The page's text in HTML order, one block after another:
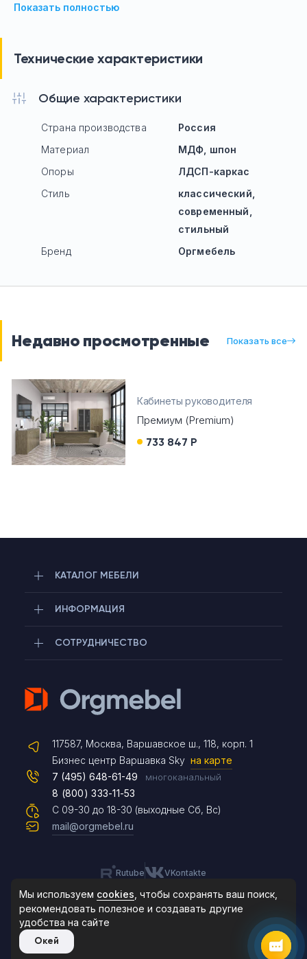
Показать полностью
Технические характеристики
Общие характеристики
Страна производства
Россия
Материал
МДФ, шпон
Опоры
ЛДСП-каркас
Стиль
классический,
современный,
стильный
Бренд
Оргмебель
Недавно просмотренные Показать все
Кабинеты руководителя
Премиум (Premium)
733 847 Р
КАТАЛОГ МЕБЕЛИ
ИНФОРМАЦИЯ
СОТРУДНИЧЕСТВО
117587, Москва, Варшавское ш., 118, корп. 1
Бизнес центр Варшавка Sky на карте
С 09-30 до 18-30 (выходные Сб, Вс)
7 (495) 648-61-49 многоканальный
8 (800) 333-11-53
mail@orgmebel.ru
Rutube VKontakte
Продажа офисной мебели.
Все права защищены.
Telegram
Max
Чат на сайте
8 (495) 183-47-87
По будням с 09:30 до 18:30
Мы используем cookies , чтобы сохранять ваш поиск,
рекомендовать полезное и создавать другие
удобства на сайте
Окей